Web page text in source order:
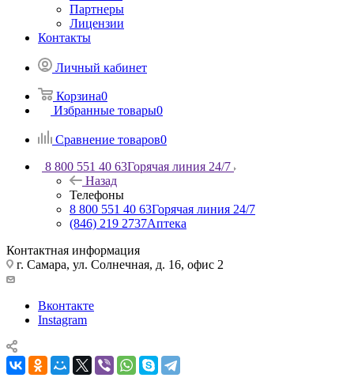
Партнеры
Лицензии
Контакты
Личный кабинет
Корзина0
Избранные товары0
Сравнение товаров0
8 800 551 40 63Горячая линия 24/7
Назад
Телефоны
8 800 551 40 63Горячая линия 24/7
(846) 219 2737Аптека
Контактная информация
г. Самара, ул. Солнечная, д. 16, офис 2
Вконтакте
Instagram